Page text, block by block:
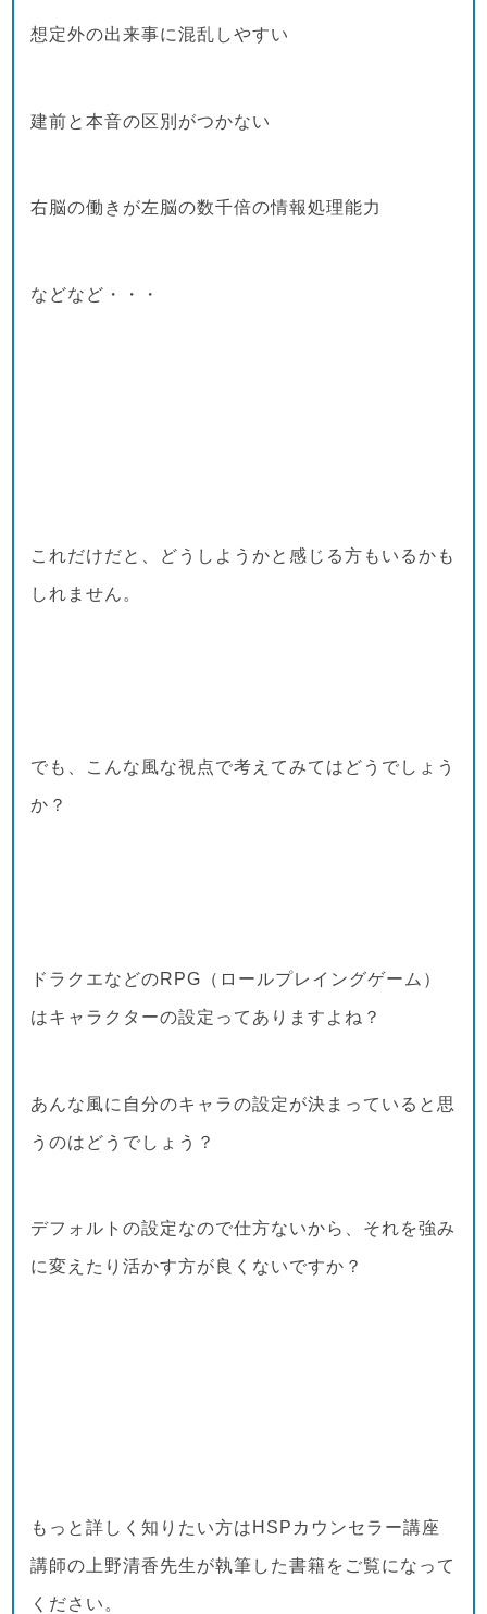
想定外の出来事に混乱しやすい
建前と本音の区別がつかない
右脳の働きが左脳の数千倍の情報処理能力
などなど・・・
これだけだと、どうしようかと感じる方もいるかも
しれません。
でも、こんな風な視点で考えてみてはどうでしょう
か？
ドラクエなどのRPG（ロールプレイングゲーム）
はキャラクターの設定ってありますよね？
あんな風に自分のキャラの設定が決まっていると思
うのはどうでしょう？
デフォルトの設定なので仕方ないから、それを強み
に変えたり活かす方が良くないですか？
もっと詳しく知りたい方はHSPカウンセラー講座
講師の上野清香先生が執筆した書籍をご覧になって
ください。